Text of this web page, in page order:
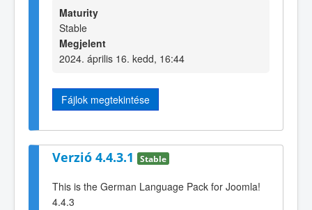
Maturity
Stable
Megjelent
2024. április 16. kedd, 16:44
Fájlok megtekintése
Verzió 4.4.3.1 Stable
This is the German Language Pack for Joomla!
4.4.3